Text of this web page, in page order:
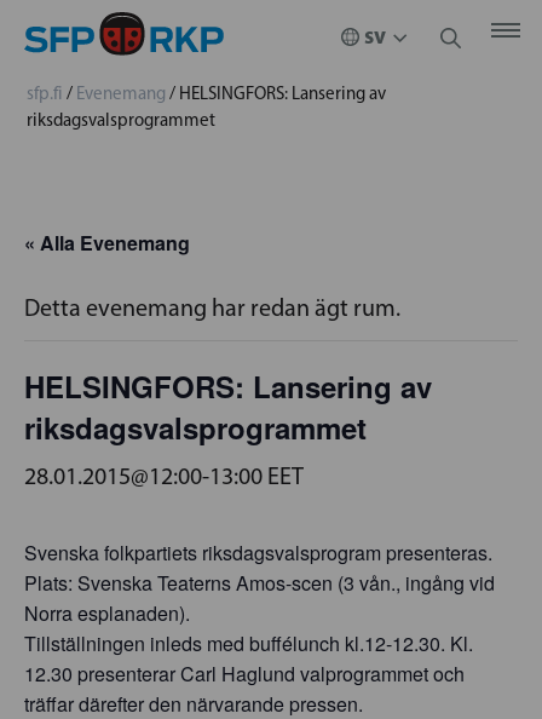
sfp.fi / Evenemang / HELSINGFORS: Lansering av
riksdagsvalsprogrammet
« Alla Evenemang
Detta evenemang har redan ägt rum.
HELSINGFORS: Lansering av
riksdagsvalsprogrammet
28.01.2015@12:00-13:00 EET
Svenska folkpartiets riksdagsvalsprogram presenteras.
Plats: Svenska Teaterns Amos-scen (3 vån., ingång vid
Norra esplanaden).
Tillställningen inleds med buffélunch kl.12-12.30. Kl.
12.30 presenterar Carl Haglund valprogrammet och
träffar därefter den närvarande pressen.